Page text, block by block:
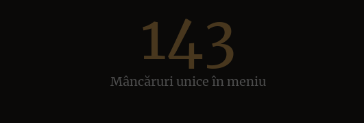
143
Mâncăruri unice în meniu